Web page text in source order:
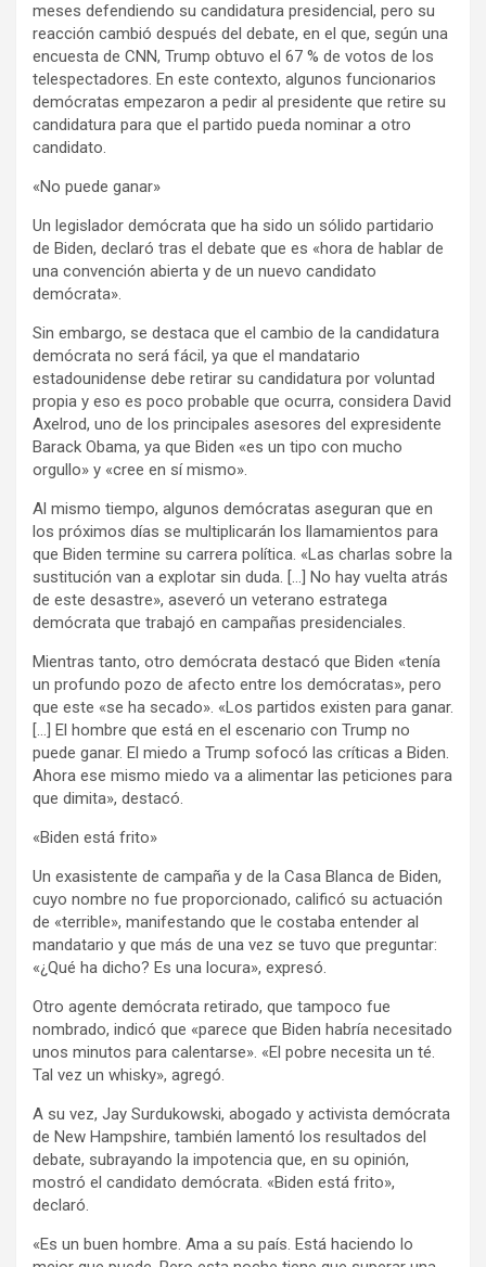
meses defendiendo su candidatura presidencial, pero su
reacción cambió después del debate, en el que, según una
encuesta de CNN, Trump obtuvo el 67 % de votos de los
telespectadores. En este contexto, algunos funcionarios
demócratas empezaron a pedir al presidente que retire su
candidatura para que el partido pueda nominar a otro
candidato.
«No puede ganar»
Un legislador demócrata que ha sido un sólido partidario
de Biden, declaró tras el debate que es «hora de hablar de
una convención abierta y de un nuevo candidato
demócrata».
Sin embargo, se destaca que el cambio de la candidatura
demócrata no será fácil, ya que el mandatario
estadounidense debe retirar su candidatura por voluntad
propia y eso es poco probable que ocurra, considera David
Axelrod, uno de los principales asesores del expresidente
Barack Obama, ya que Biden «es un tipo con mucho
orgullo» y «cree en sí mismo».
Al mismo tiempo, algunos demócratas aseguran que en
los próximos días se multiplicarán los llamamientos para
que Biden termine su carrera política. «Las charlas sobre la
sustitución van a explotar sin duda. […] No hay vuelta atrás
de este desastre», aseveró un veterano estratega
demócrata que trabajó en campañas presidenciales.
Mientras tanto, otro demócrata destacó que Biden «tenía
un profundo pozo de afecto entre los demócratas», pero
que este «se ha secado». «Los partidos existen para ganar.
[…] El hombre que está en el escenario con Trump no
puede ganar. El miedo a Trump sofocó las críticas a Biden.
Ahora ese mismo miedo va a alimentar las peticiones para
que dimita», destacó.
«Biden está frito»
Un exasistente de campaña y de la Casa Blanca de Biden,
cuyo nombre no fue proporcionado, calificó su actuación
de «terrible», manifestando que le costaba entender al
mandatario y que más de una vez se tuvo que preguntar:
«¿Qué ha dicho? Es una locura», expresó.
Otro agente demócrata retirado, que tampoco fue
nombrado, indicó que «parece que Biden habría necesitado
unos minutos para calentarse». «El pobre necesita un té.
Tal vez un whisky», agregó.
A su vez, Jay Surdukowski, abogado y activista demócrata
de New Hampshire, también lamentó los resultados del
debate, subrayando la impotencia que, en su opinión,
mostró el candidato demócrata. «Biden está frito»,
declaró.
«Es un buen hombre. Ama a su país. Está haciendo lo